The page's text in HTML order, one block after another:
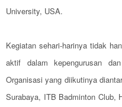
University, USA.
Kegiatan sehari-harinya tidak
aktif dalam kepengurusan
Organisasi yang diikutinya
Surabaya, ITB Badminton Club,